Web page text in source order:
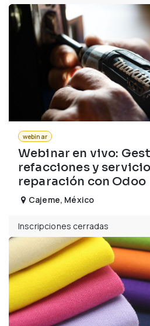
webinar
Webinar en vivo:
refacciones y
reparación con Odoo
Cajeme, México
Inscripciones cerradas